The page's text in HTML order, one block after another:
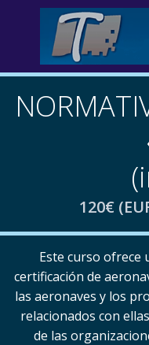
120€
Este curso ofrece
certificación de
las aeronaves y los
relacionados con
de las